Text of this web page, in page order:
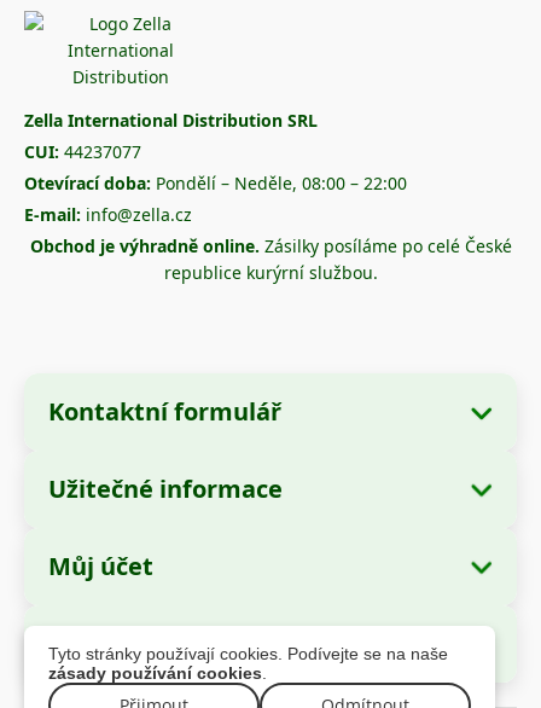
Tyto stránky používají cookies. Podívejte se na naše
zásady používání cookies
Zella International Distribution SRL
CUI: 44237077
Otevírací doba: Pondělí – Neděle, 08:00 – 22:00
E-mail: info@zella.cz
Obchod je výhradně online. Zásilky posíláme po celé České
republice kurýrní službou.
Kontaktní formulář
Název společnosti:
Distribution SRL
Sídlo:Strada Cuza Vodă nr. 97, Sector 4,
București, 040283, România
IČ (CUI):44237077
Užitečné informace
Jak objednávat?
Způsoby platby
Informace o dopravě
Reklamační řád
Můj účet
Moje objednávky
Osobní údaje
Adresy
Bezpečné platby